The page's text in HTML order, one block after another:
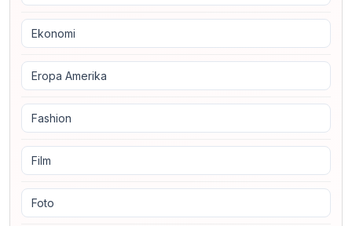
Ekonomi
Eropa Amerika
Fashion
Film
Foto